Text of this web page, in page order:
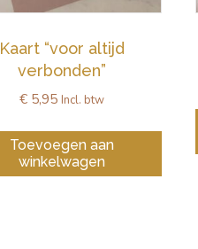
Kaart “voor altijd
verbonden”
€ 5,95 Incl. btw
Toevoegen aan
winkelwagen